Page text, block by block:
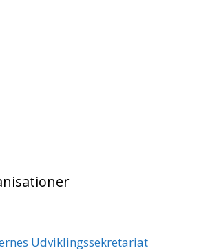
Udviklingssekretariat